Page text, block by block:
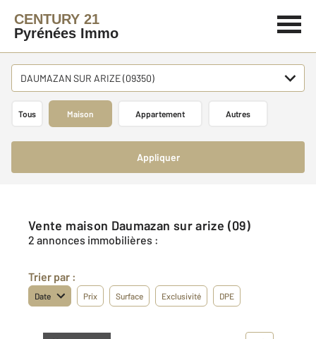
CENTURY 21
Pyrénées Immo
DAUMAZAN SUR ARIZE (09350)
Tous Maison Appartement Autres
Appliquer
Vente maison Daumazan sur arize (09)
2 annonces immobilières :
Trier par :
Date Prix Surface Exclusivité DPE